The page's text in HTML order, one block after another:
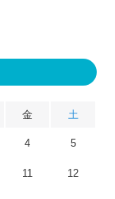
金 土
4 5
11 12